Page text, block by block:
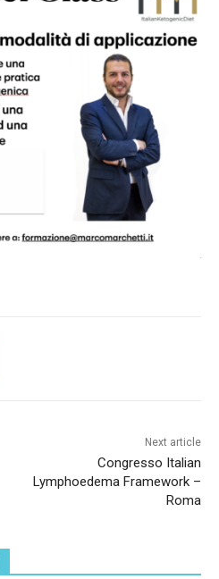
Next article
Congresso Italian
Lymphoedema Framework –
Roma